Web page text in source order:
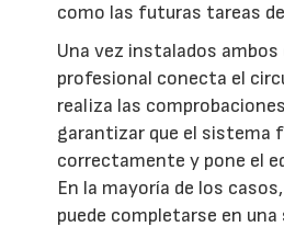
como las futuras tareas
Una vez instalados ambos
profesional conecta el
realiza las
garantizar que el sistema
correctamente y pone el
En la mayoría de los
puede completarse en una